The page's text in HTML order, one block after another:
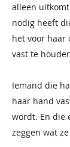
alleen
nodig heeft
het voor haar
vast te
Iemand die
haar hand
wordt. En die
zeggen wat